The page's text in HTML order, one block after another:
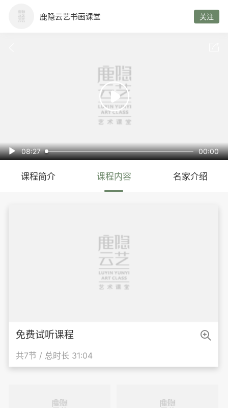
鹿隐云艺书画课堂 关注

 08:27 00:00
课程简介 课程内容 名家介绍
免费试听课程
共7节 / 总时长 31:04
